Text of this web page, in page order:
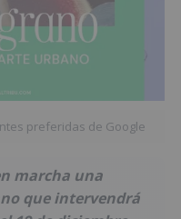
preferidas de Google
marcha una
que intervendrá